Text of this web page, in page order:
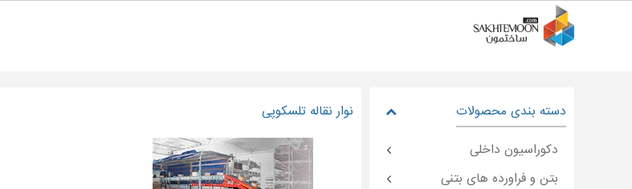
نوار نقاله تلسکوپی
دسته بندی محصولات
دکوراسیون داخلی
بتن و فراورده های بتنی